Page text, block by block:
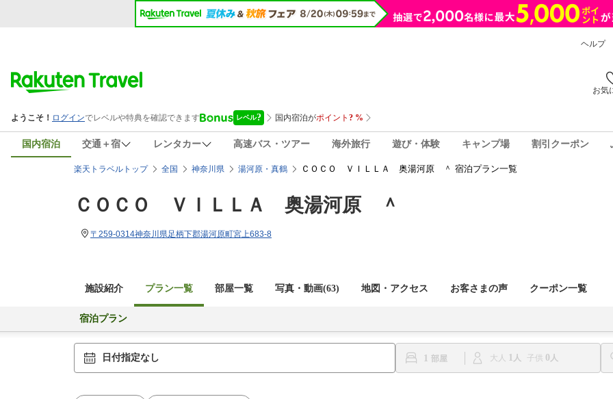
ヘルプ
お気
国内宿泊 交通＋宿 レンタカー 高速バス・ツアー 海外旅行 遊び・体験 キャンプ場 割引クーポン
楽天トラベルトップ 全国 神奈川県 湯河原・真鶴 ＣＯＣＯ ＶＩＬＬＡ 奥湯河原 ＾ 宿泊プラン一覧
ＣＯＣＯ ＶＩＬＬＡ 奥湯河原 ＾
〒259-0314神奈川県足柄下郡湯河原町宮上683-8
施設紹介 プラン一覧 部屋一覧 写真・動画(63) 地図・アクセス お客さまの声 クーポン一覧
宿泊プラン
日付指定なし 1 大人 1 子供 0